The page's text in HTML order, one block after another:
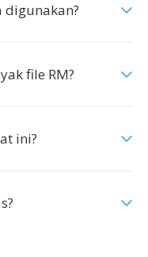
digunakan?
file RM?
ini?